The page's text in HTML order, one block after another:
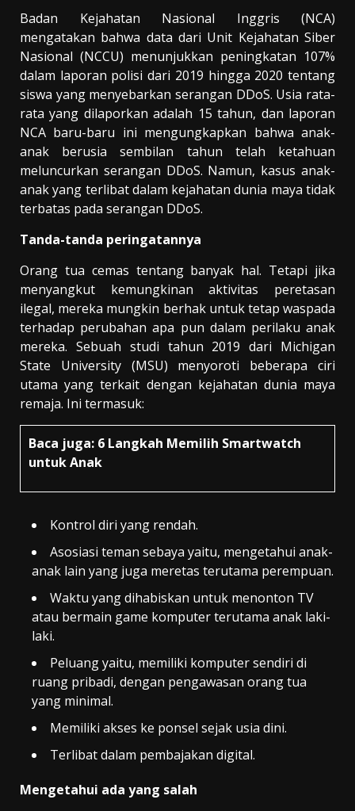
Badan Kejahatan Nasional Inggris (NCA)
mengatakan bahwa data dari Unit Kejahatan Siber
Nasional (NCCU) menunjukkan peningkatan 107%
dalam laporan polisi dari 2019 hingga 2020 tentang
siswa yang menyebarkan serangan DDoS. Usia rata-
rata yang dilaporkan adalah 15 tahun, dan laporan
NCA baru-baru ini mengungkapkan bahwa anak-
anak berusia sembilan tahun telah ketahuan
meluncurkan serangan DDoS. Namun, kasus anak-
anak yang terlibat dalam kejahatan dunia maya tidak
terbatas pada serangan DDoS.
Tanda-tanda peringatannya
Orang tua cemas tentang banyak hal. Tetapi jika
menyangkut kemungkinan aktivitas peretasan
ilegal, mereka mungkin berhak untuk tetap waspada
terhadap perubahan apa pun dalam perilaku anak
mereka. Sebuah studi tahun 2019 dari Michigan
State University (MSU) menyoroti beberapa ciri
utama yang terkait dengan kejahatan dunia maya
remaja. Ini termasuk:
Baca juga: 6 Langkah Memilih Smartwatch
untuk Anak
Kontrol diri yang rendah.
Asosiasi teman sebaya yaitu, mengetahui anak-
anak lain yang juga meretas terutama perempuan.
Waktu yang dihabiskan untuk menonton TV
atau bermain game komputer terutama anak laki-
laki.
Peluang yaitu, memiliki komputer sendiri di
ruang pribadi, dengan pengawasan orang tua
yang minimal.
Memiliki akses ke ponsel sejak usia dini.
Terlibat dalam pembajakan digital.
Mengetahui ada yang salah